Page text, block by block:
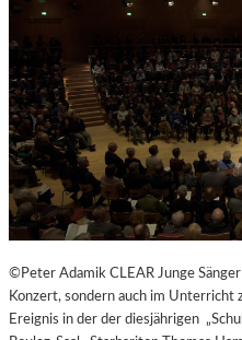
©Peter Adamik CLEAR Junge
Konzert, sondern auch im Unterricht
Ereignis in der der diesjährigen